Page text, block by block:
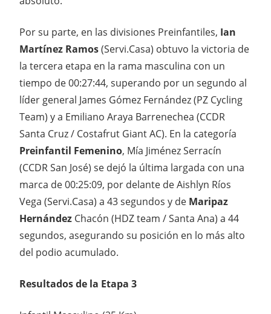
Por su parte, en las divisiones Preinfantiles, Ian
Martínez Ramos(Servi.Casa) obtuvo la victoria de
la tercera etapa en la rama masculina con un
tiempo de 00:27:44, superando por un segundo al
líder general James Gómez Fernández (PZ Cycling
Team) y a Emiliano Araya Barrenechea (CCDR
Santa Cruz / Costafrut Giant AC). En la categoría
Preinfantil Femenino, Mía Jiménez Serracín
(CCDR San José) se dejó la última largada con una
marca de 00:25:09, por delante de Aishlyn Ríos
Vega (Servi.Casa) a 43 segundos y de Maripaz
Hernández Chacón (HDZ team / Santa Ana) a 44
segundos, asegurando su posición en lo más alto
del podio acumulado.
Resultados de la Etapa 3